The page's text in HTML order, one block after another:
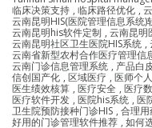
临床决策支持 , 临床路径优化 ,
云南昆明HIS(医院管理信息系统)
云南昆明his软件定制 , 云南昆明
云南昆明社区卫生医院HIS系统 ,
云南省新型农村合作医疗管理信
云南门诊信息管理系统 , 产品白
信创国产化 , 区域医疗 , 医师个
医生绩效核算 , 医疗安全 , 医疗
医疗软件开发 , 医院his系统 , 医
卫生院预防接种门诊HIS , 合理
好用的门诊管理软件推荐 , 如何